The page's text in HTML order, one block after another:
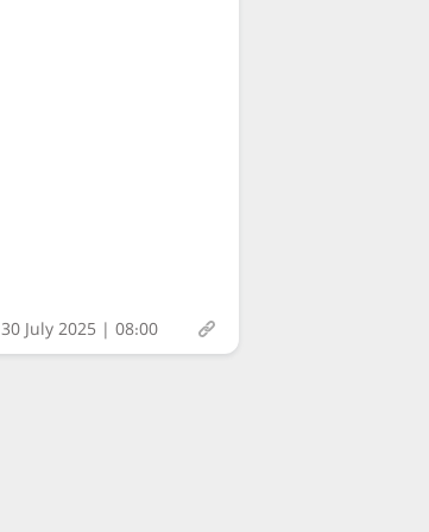
30 July 2025 | 08:00